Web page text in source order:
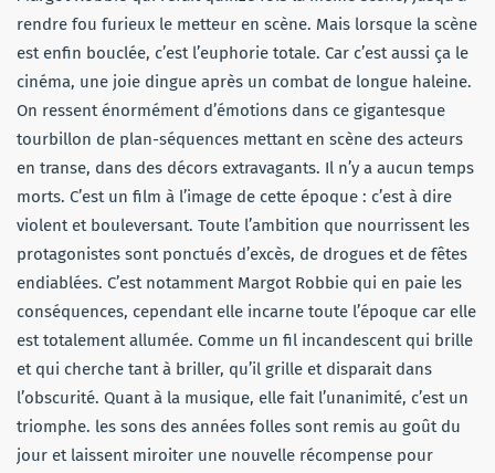
rendre fou furieux le metteur en scène. Mais lorsque la scène
est enfin bouclée, c’est l’euphorie totale. Car c’est aussi ça le
cinéma, une joie dingue après un combat de longue haleine.
On ressent énormément d’émotions dans ce gigantesque
tourbillon de plan-séquences mettant en scène des acteurs
en transe, dans des décors extravagants. Il n’y a aucun temps
morts. C’est un film à l’image de cette époque : c’est à dire
violent et bouleversant. Toute l’ambition que nourrissent les
protagonistes sont ponctués d’excès, de drogues et de fêtes
endiablées. C’est notamment Margot Robbie qui en paie les
conséquences, cependant elle incarne toute l’époque car elle
est totalement allumée. Comme un fil incandescent qui brille
et qui cherche tant à briller, qu’il grille et disparait dans
l’obscurité. Quant à la musique, elle fait l’unanimité, c’est un
triomphe. les sons des années folles sont remis au goût du
jour et laissent miroiter une nouvelle récompense pour